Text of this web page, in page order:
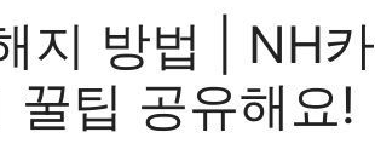
지 방법 | NH카
꿀팁 공유해요!